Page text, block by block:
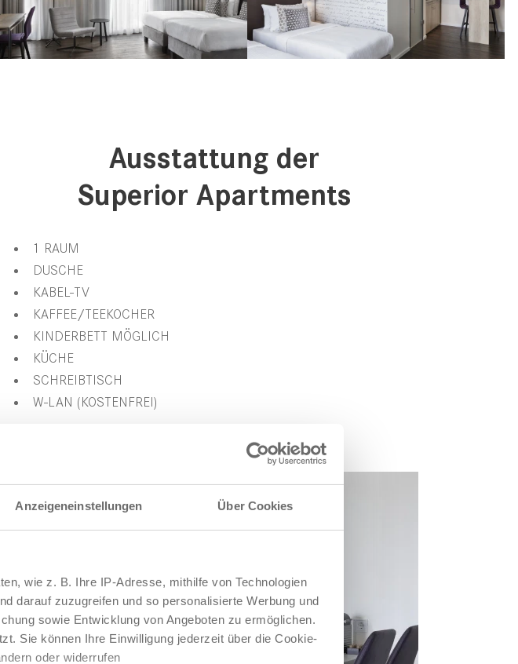
Anzeigeneinstellungen Über Cookies
wie z. B. Ihre IP-Adresse, mithilfe von Technologien
darauf zuzugreifen und so personalisierte Werbung und
sowie Entwicklung von Angeboten zu ermöglichen.
Sie können Ihre Einwilligung jederzeit über die Cookie-
oder widerrufen
Ausstattung der
Superior Apartments
1 RAUM
DUSCHE
KABEL-TV
KAFFEE/TEEKOCHER
KINDERBETT MÖGLICH
KÜCHE
SCHREIBTISCH
W-LAN (KOSTENFREI)